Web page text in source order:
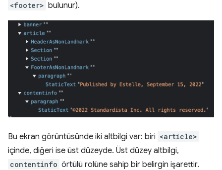
<footer> bulunur).
Bu ekran görüntüsünde iki altbilgi var: biri <article>
içinde, diğeri ise üst düzeyde. Üst düzey altbilgi,
contentinfo örtülü rolüne sahip bir belirgin işarettir.